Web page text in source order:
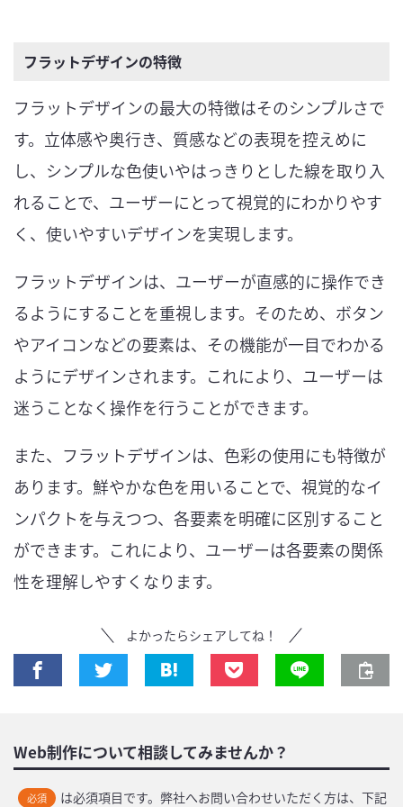
フラットデザインの特徴
フラットデザインの最大の特徴はそのシンプルさで
す。立体感や奥行き、質感などの表現を控えめに
し、シンプルな色使いやはっきりとした線を取り入
れることで、ユーザーにとって視覚的にわかりやす
く、使いやすいデザインを実現します。
フラットデザインは、ユーザーが直感的に操作でき
るようにすることを重視します。そのため、ボタン
やアイコンなどの要素は、その機能が一目でわかる
ようにデザインされます。これにより、ユーザーは
迷うことなく操作を行うことができます。
また、フラットデザインは、色彩の使用にも特徴が
あります。鮮やかな色を用いることで、視覚的なイ
ンパクトを与えつつ、各要素を明確に区別すること
ができます。これにより、ユーザーは各要素の関係
性を理解しやすくなります。
よかったらシェアしてね！
Web制作について相談してみませんか？
必須 は必須項目です。弊社へお問い合わせいただく方は、下記